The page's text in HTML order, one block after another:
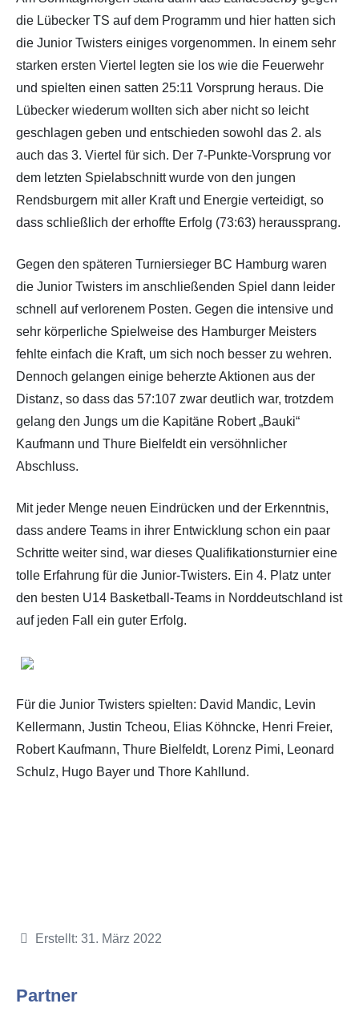
Partner
die Lübecker TS auf dem Programm und hier hatten sich
die Junior Twisters einiges vorgenommen. In einem sehr
starken ersten Viertel legten sie los wie die Feuerwehr
und spielten einen satten 25:11 Vorsprung heraus. Die
Lübecker wiederum wollten sich aber nicht so leicht
geschlagen geben und entschieden sowohl das 2. als
auch das 3. Viertel für sich. Der 7-Punkte-Vorsprung vor
dem letzten Spielabschnitt wurde von den jungen
Rendsburgern mit aller Kraft und Energie verteidigt, so
dass schließlich der erhoffte Erfolg (73:63) heraussprang.
Gegen den späteren Turniersieger BC Hamburg waren
die Junior Twisters im anschließenden Spiel dann leider
schnell auf verlorenem Posten. Gegen die intensive und
sehr körperliche Spielweise des Hamburger Meisters
fehlte einfach die Kraft, um sich noch besser zu wehren.
Dennoch gelangen einige beherzte Aktionen aus der
Distanz, so dass das 57:107 zwar deutlich war, trotzdem
gelang den Jungs um die Kapitäne Robert „Bauki“
Kaufmann und Thure Bielfeldt ein versöhnlicher
Abschluss.
Mit jeder Menge neuen Eindrücken und der Erkenntnis,
dass andere Teams in ihrer Entwicklung schon ein paar
Schritte weiter sind, war dieses Qualifikationsturnier eine
tolle Erfahrung für die Junior-Twisters. Ein 4. Platz unter
den besten U14 Basketball-Teams in Norddeutschland ist
auf jeden Fall ein guter Erfolg.
Für die Junior Twisters spielten: David Mandic, Levin
Kellermann, Justin Tcheou, Elias Köhncke, Henri Freier,
Robert Kaufmann, Thure Bielfeldt, Lorenz Pimi, Leonard
Schulz, Hugo Bayer und Thore Kahllund.
Details
Erstellt: 31. März 2022